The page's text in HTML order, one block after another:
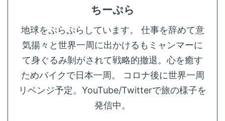
ちーぷら
地球をぷらぷらしています。 仕事を辞めて意
気揚々と世界一周に出かけるもミャンマーに
て身ぐるみ剝がされて戦略的撤退。心を癒す
ためバイクで日本一周。 コロナ後に世界一周
リベンジ予定。YouTube/Twitterで旅の様子を
発信中。